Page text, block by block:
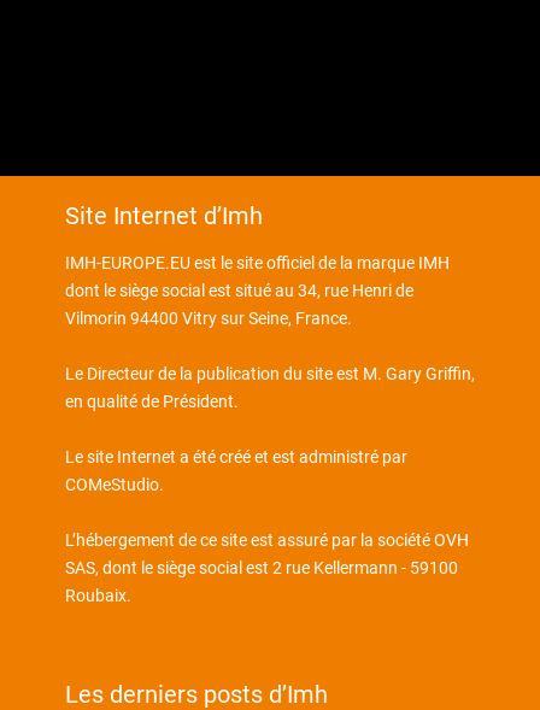
Site Internet d’Imh
IMH-EUROPE.EU est le site officiel de la marque IMH
dont le siège social est situé au 34, rue Henri de
Vilmorin 94400 Vitry sur Seine, France.
Le Directeur de la publication du site est M. Gary Griffin,
en qualité de Président.
Le site Internet a été créé et est administré par
COMeStudio.
L’hébergement de ce site est assuré par la société OVH
SAS, dont le siège social est 2 rue Kellermann - 59100
Roubaix.
Les derniers posts d’Imh